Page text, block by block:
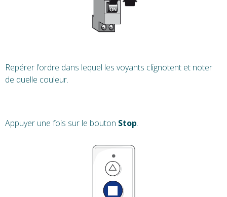
Repérer l’ordre dans lequel les voyants clignotent et noter
de quelle couleur.
Appuyer une fois sur le bouton Stop.